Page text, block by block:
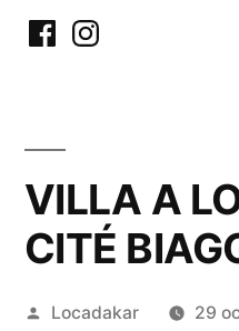
FacebookInstagram
VILLA A
CITÉ
Publié
Locadakar 29